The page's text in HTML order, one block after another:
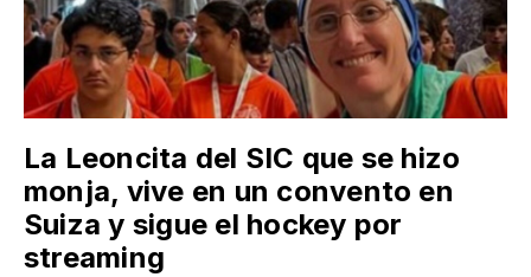
La Leoncita del SIC que se hizo
monja, vive en un convento en
Suiza y sigue el hockey por
streaming